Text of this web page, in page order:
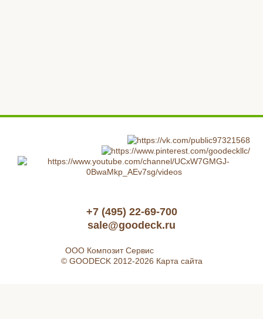
+7 (495) 22-69-700
sale@goodeck.ru
ООО Композит Сервис
© GOODECK 2012-2026 Карта сайта